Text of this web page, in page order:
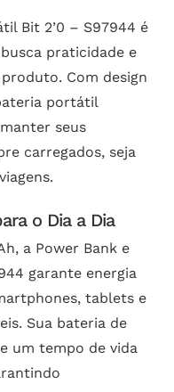
Bit 2’0 – S97944 é
praticidade e
Com design
portátil
seus
carregados, seja
o Dia a Dia
a Power Bank e
garante energia
tablets e
Sua bateria de
um tempo de vida